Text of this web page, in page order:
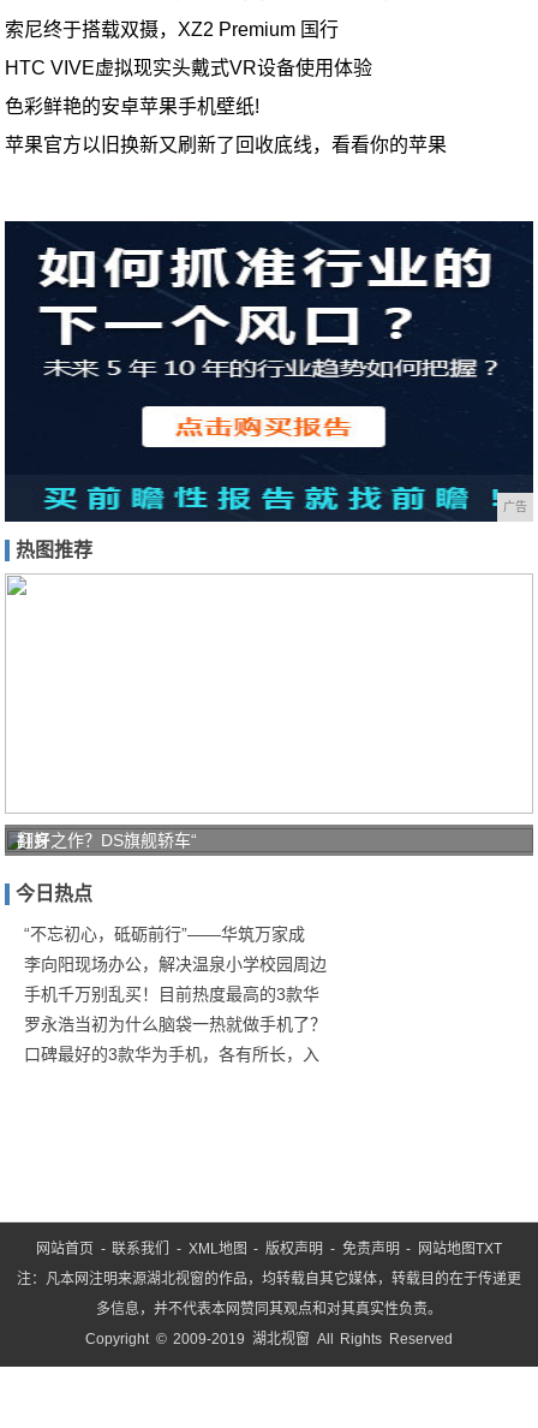
索尼终于搭载双摄，XZ2 Premium 国行
HTC VIVE虚拟现实头戴式VR设备使用体验
色彩鲜艳的安卓苹果手机壁纸!
苹果官方以旧换新又刷新了回收底线，看看你的苹果
广告
热图推荐
打好
防疫
保卫
战！
商汤
翻身之作？DS旗舰轿车“
今日热点
“不忘初心，砥砺前行”——华筑万家成
李向阳现场办公，解决温泉小学校园周边
手机千万别乱买！目前热度最高的3款华
罗永浩当初为什么脑袋一热就做手机了？
口碑最好的3款华为手机，各有所长，入
网站首页 -联系我们 - XML地图 -版权声明 - 免责声明 - 网站地图TXT
注：凡本网注明来源湖北视窗的作品，均转载自其它媒体，转载目的在于传递更
多信息，并不代表本网赞同其观点和对其真实性负责。
Copyright © 2009-2019 湖北视窗 All Rights Reserved